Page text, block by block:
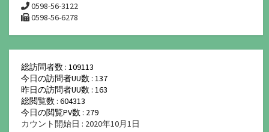
0598-56-3122
0598-56-6278
総訪問者数 : 109113
今日の訪問者UU数 : 137
昨日の訪問者UU数 : 163
総閲覧数 : 604313
今日の閲覧PV数 : 279
カウント開始日 : 2020年10月1日